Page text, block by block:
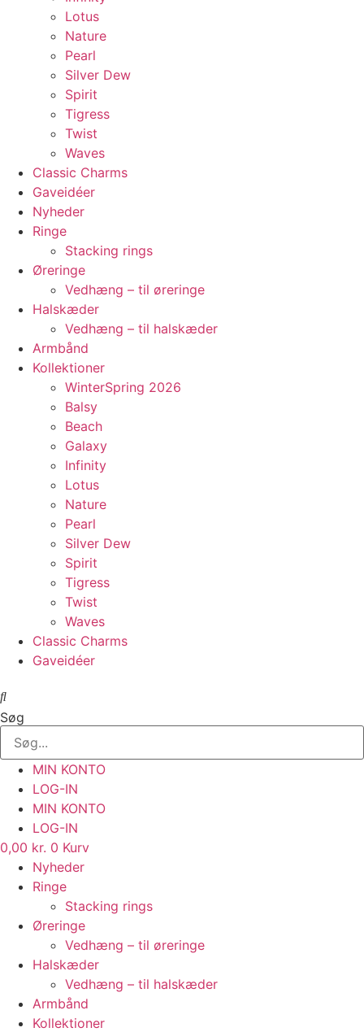
Lotus
Nature
Pearl
Silver Dew
Spirit
Tigress
Twist
Waves
Classic Charms
Gaveidéer
Nyheder
Ringe
Stacking rings
Øreringe
Vedhæng – til øreringe
Halskæder
Vedhæng – til halskæder
Armbånd
Kollektioner
WinterSpring 2026
Balsy
Beach
Galaxy
Infinity
Lotus
Nature
Pearl
Silver Dew
Spirit
Tigress
Twist
Waves
Classic Charms
Gaveidéer
Søg
MIN KONTO
LOG-IN
MIN KONTO
LOG-IN
0,00 kr. 0 Kurv
Nyheder
Ringe
Stacking rings
Øreringe
Vedhæng – til øreringe
Halskæder
Vedhæng – til halskæder
Armbånd
Kollektioner